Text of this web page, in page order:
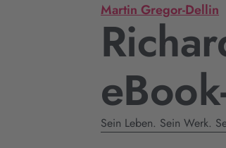
Martin Gregor-Dellin
Sein Leben. Sein Werk.